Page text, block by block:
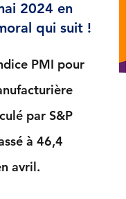
2024 en
qui suit !
PMI pour
par S&P
à 46,4
avril.